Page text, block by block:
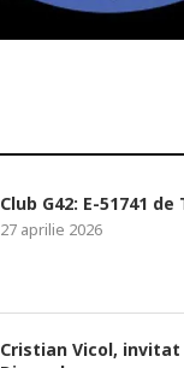
Club G42: E-51741
27 aprilie 2026
Cristian Vicol, invitat